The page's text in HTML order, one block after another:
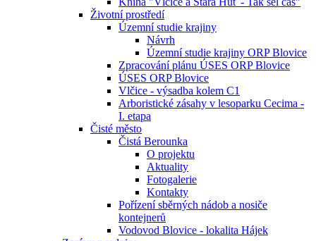
Životní prostředí
Územní studie krajiny
Návrh
Územní studie krajiny ORP Blovice
Zpracování plánu ÚSES ORP Blovice
ÚSES ORP Blovice
Vlčice - výsadba kolem C1
Arboristické zásahy v lesoparku Cecima -
I. etapa
Čisté město
Čistá Berounka
O projektu
Aktuality
Fotogalerie
Kontakty
Pořízení sběrných nádob a nosiče
kontejnerů
Vodovod Blovice - lokalita Hájek